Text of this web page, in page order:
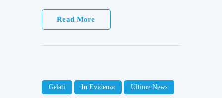
Read More
Gelati In Evidenza Ultime News